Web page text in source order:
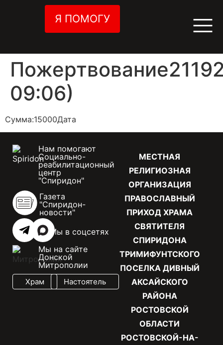
Я ПОМОГУ
09:06)
Сумма:15000Дата
МЕСТНАЯ
РЕЛИГИОЗНАЯ
ОРГАНИЗАЦИЯ
ПРАВОСЛАВНЫЙ
ПРИХОД ХРАМА
СВЯТИТЕЛЯ
СПИРИДОНА
ТРИМИФУНТСКОГО
ПОСЕЛКА ДИВНЫЙ
АКСАЙСКОГО
РАЙОНА
РОСТОВСКОЙ
ОБЛАСТИ
РОСТОВСКОЙ-НА-
Нам помогают
Социально-
реабилитационный
центр
"Спиридон"
Газета
"Спиридон-
новости"
Мы в соцсетях
Мы на сайте
Донской
Митрополии
Храм Настоятель